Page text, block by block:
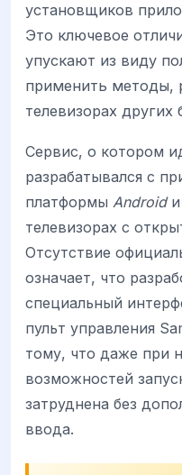
установщиков
Это ключевое
упускают из виду
применить методы,
телевизорах других
Сервис, о котором
разрабатывался с
платформы Androidи
телевизорах с
Отсутствие
означает, что
специальный
пульт управления
тому, что даже при
возможностей
затруднена без
ввода.